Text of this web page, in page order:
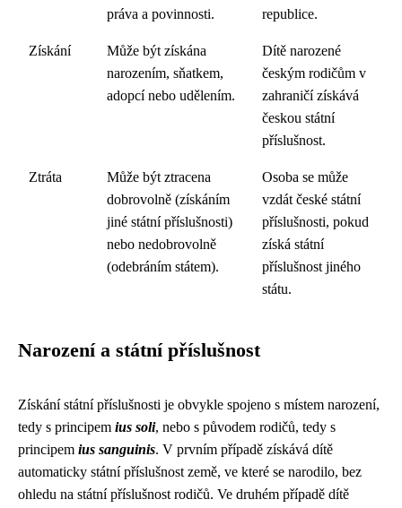
práva a povinnosti.
republice.
Získání
Může být získána
narozením, sňatkem,
adopcí nebo udělením.
Dítě narozené
českým rodičům v
zahraničí získává
českou státní
příslušnost.
Ztráta
Může být ztracena
dobrovolně (získáním
jiné státní příslušnosti)
nebo nedobrovolně
(odebráním státem).
Osoba se může
vzdát české státní
příslušnosti, pokud
získá státní
příslušnost jiného
státu.
Narození a státní příslušnost
Získání státní příslušnosti je obvykle spojeno s místem narození,
tedy s principem ius soli, nebo s původem rodičů, tedy s
principem ius sanguinis. V prvním případě získává dítě
automaticky státní příslušnost země, ve které se narodilo, bez
ohledu na státní příslušnost rodičů. Ve druhém případě dítě